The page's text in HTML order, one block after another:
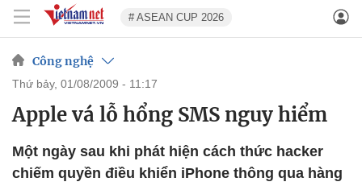
# ASEAN CUP 2026
Công nghệ
thứ bảy, 01/08/2009 - 11:17
Apple vá lỗ hổng SMS nguy hiểm
Một ngày sau khi phát hiện cách thức hacker
chiếm quyền điều khiển iPhone thông qua hàng